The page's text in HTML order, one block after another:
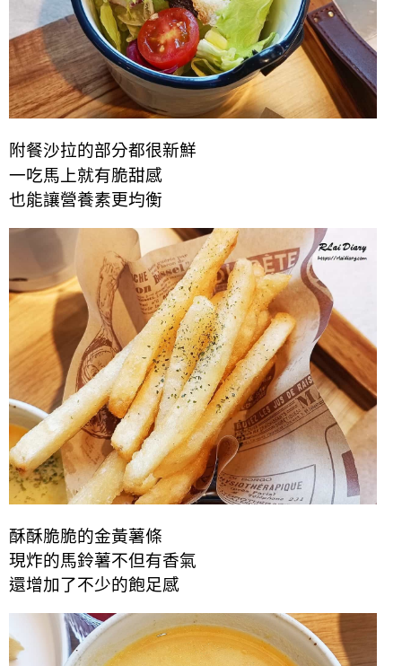
附餐沙拉的部分都很新鮮
一吃馬上就有脆甜感
也能讓營養素更均衡
酥酥脆脆的金黃薯條
現炸的馬鈴薯不但有香氣
還增加了不少的飽足感